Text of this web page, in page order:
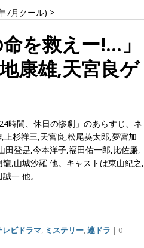
7月クール) >
を救えー!…」
康雄,天宮良ゲ
時間、休日の惨劇」のあらすじ、ネ
杉祥三,天宮良,松尾英太郎,夢宮加
登是,今本洋子,福田佑一郎,比佐廉,
,山城沙羅 他。キャストは東山紀之,
一 他。
レビドラマ, ミステリー,連ドラ | 0